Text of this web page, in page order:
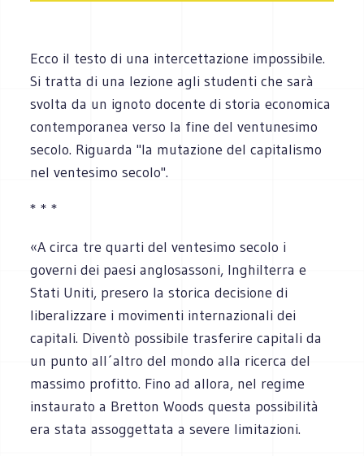
Ecco il testo di una intercettazione impossibile.
Si tratta di una lezione agli studenti che sarà
svolta da un ignoto docente di storia economica
contemporanea verso la fine del ventunesimo
secolo. Riguarda "la mutazione del capitalismo
nel ventesimo secolo".
* * *
«A circa tre quarti del ventesimo secolo i
governi dei paesi anglosassoni, Inghilterra e
Stati Uniti, presero la storica decisione di
liberalizzare i movimenti internazionali dei
capitali. Diventò possibile trasferire capitali da
un punto all´altro del mondo alla ricerca del
massimo profitto. Fino ad allora, nel regime
instaurato a Bretton Woods questa possibilità
era stata assoggettata a severe limitazioni.